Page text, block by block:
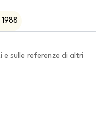
e sulle referenze di altri